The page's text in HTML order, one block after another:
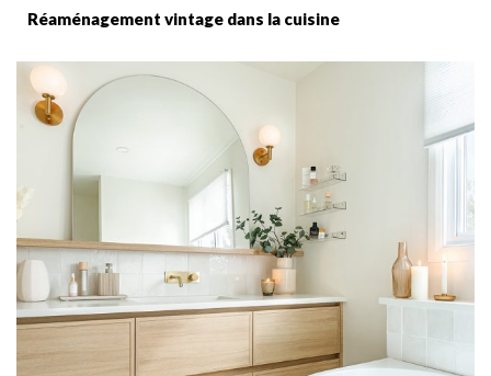
Réaménagement vintage dans la cuisine